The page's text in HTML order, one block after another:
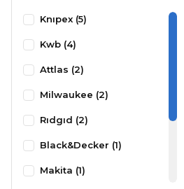
Knıpex (5)
Kwb (4)
Attlas (2)
Milwaukee (2)
Rıdgıd (2)
Black&Decker (1)
Makita (1)